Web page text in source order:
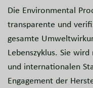
Die Environmental
transparente und
gesamte
Lebenszyklus. Sie
und internationalen
Engagement der